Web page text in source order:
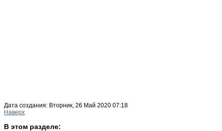
Дата создания: Вторник, 26 Май 2020 07:18
Наверх
В этом разделе: